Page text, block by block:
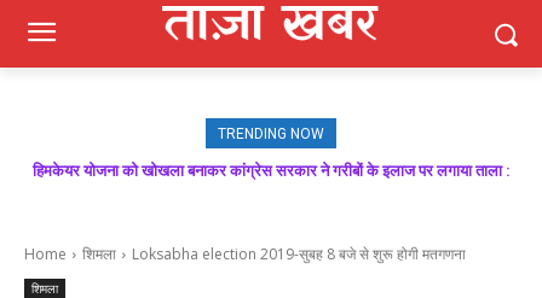
TRENDING NOW
मजबूत बूथ ही भाजपा की जीत की गारंटी, आगामी विधानसभा चुनाव में बूथ प्रबंधन निभाएगा
Home शिमला Loksabha election 2019-सुबह 8 बजे से शुरू होगी मतगणना
शिमला